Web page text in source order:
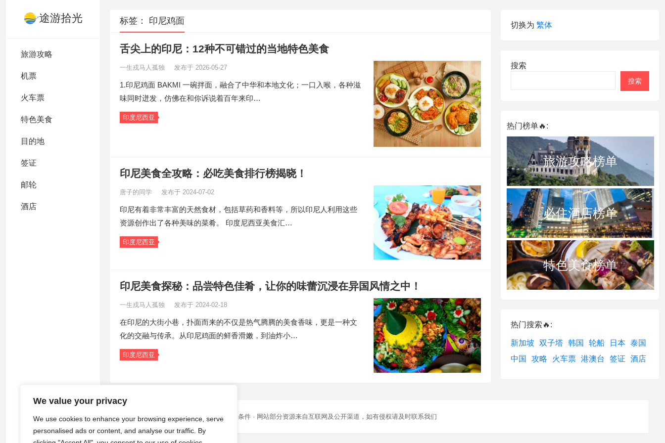
We value your privacy
We use cookies to enhance your browsing experience, serve
personalised ads or content, and analyse our traffic. By
途游拾光
旅游攻略
机票
火车票
特色美食
目的地
签证
邮轮
酒店
标签： 印尼鸡面
舌尖上的印尼：12种不可错过的当地特色美食
一生戎马人孤独 发布于 2026-05-27
1.印尼鸡面 BAKMI 一碗拌面，融合了中华和本地文化；一口入喉，各种滋
味同时迸发，仿佛在和你诉说着百年来印…
印度尼西亚
印尼美食全攻略：必吃美食排行榜揭晓！
唐子的同学 发布于 2024-07-02
印尼有着非常丰富的天然食材，包括草药和香料等，所以印尼人利用这些
资源创作出了各种美味的菜肴。 印度尼西亚美食汇…
印度尼西亚
印尼美食探秘：品尝特色佳肴，让你的味蕾沉浸在异国风情之中！
一生戎马人孤独 发布于 2024-02-18
在印尼的大街小巷，扑面而来的不仅是热气腾腾的美食香味，更是一种文
化的交融与传承。从印尼鸡面的鲜香滑嫩，到油炸小…
印度尼西亚
切换为 繁体
搜索
搜索
热门榜单🔥:
旅游攻略榜单
必住酒店榜单
特色美食榜单
热门搜索🔥:
新加坡 双子塔 韩国 轮船 日本 泰国
中国
攻略 火车票 港澳台 签证 酒店
© 2026途游拾光·隐私政策| 服务条款和条件 · 网站部分资源来自互联网及公开渠道，如有侵权请及时联系我们